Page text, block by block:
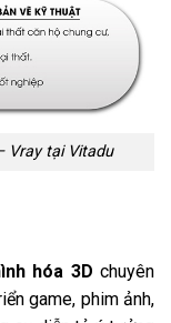
Vray tại Vitadu
hóa 3D chuyên
game, phim ảnh,